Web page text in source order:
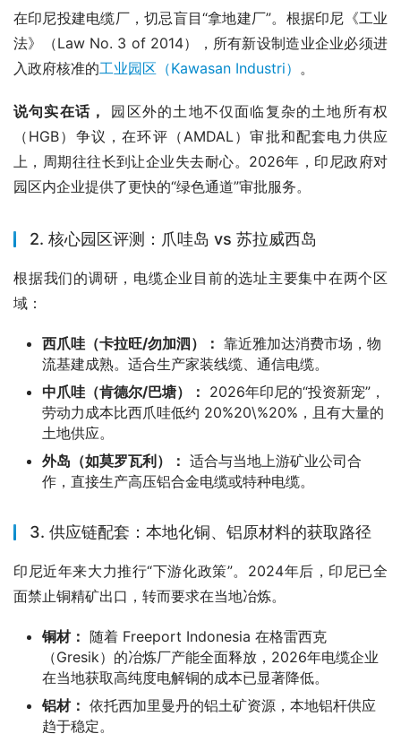
在印尼投建电缆厂，切忌盲目“拿地建厂”。根据印尼《工业
法》（Law No. 3 of 2014），所有新设制造业企业必须进
入政府核准的工业园区（Kawasan Industri） 。
说句实在话，
园区外的土地不仅面临复杂的土地所有权
（HGB）争议，在环评（AMDAL）审批和配套电力供应
上，周期往往长到让企业失去耐心。2026年，印尼政府对
园区内企业提供了更快的“绿色通道”审批服务。
2. 核心园区评测：爪哇岛 vs 苏拉威西岛
根据我们的调研，电缆企业目前的选址主要集中在两个区
域：
西爪哇（卡拉旺/勿加泗）： 靠近雅加达消费市场，物
流基建成熟。适合生产家装线缆、通信电缆。
中爪哇（肯德尔/巴塘）： 2026年印尼的“投资新宠”，
劳动力成本比西爪哇低约 20%20\%20%，且有大量的
土地供应。
外岛（如莫罗瓦利）： 适合与当地上游矿业公司合
作，直接生产高压铝合金电缆或特种电缆。
3. 供应链配套：本地化铜、铝原材料的获取路径
印尼近年来大力推行“下游化政策”。2024年后，印尼已全
面禁止铜精矿出口，转而要求在当地冶炼。
铜材： 随着 Freeport Indonesia 在格雷西克
（Gresik）的冶炼厂产能全面释放，2026年电缆企业
在当地获取高纯度电解铜的成本已显著降低。
铝材： 依托西加里曼丹的铝土矿资源，本地铝杆供应
趋于稳定。